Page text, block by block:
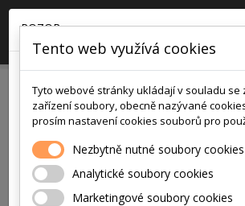
POZOR
!!! POZOR !!!
v pátek
7.8.2026
je na prodejně i v eshopu
pouze
9:00 - 12:00
MOJE MOTO
Tento web využívá cookies
Tyto webové stránky ukládají v souladu se
zařízení soubory, obecně nazývané
prosím nastavení cookies souborů pro
Nezbytně nutné soubory cookies
Analytické soubory cookies
Marketingové soubory cookies